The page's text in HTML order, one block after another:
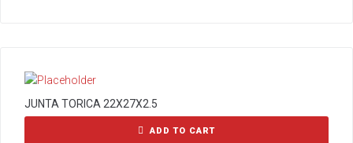
JUNTA TORICA 22X27X2.5
ADD TO CART